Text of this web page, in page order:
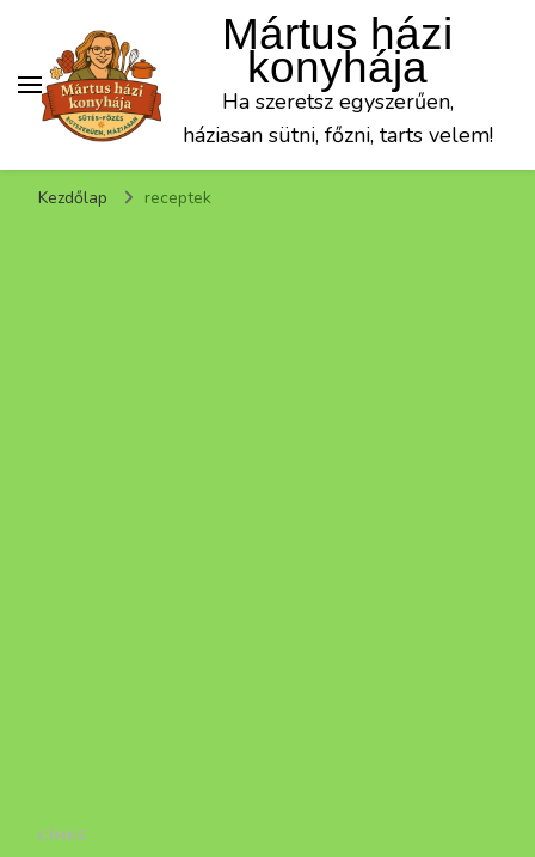
Mártus házi
konyhája
Ha szeretsz egyszerűen,
háziasan sütni, főzni, tarts velem!
Kezdőlap receptek
CÍMKE